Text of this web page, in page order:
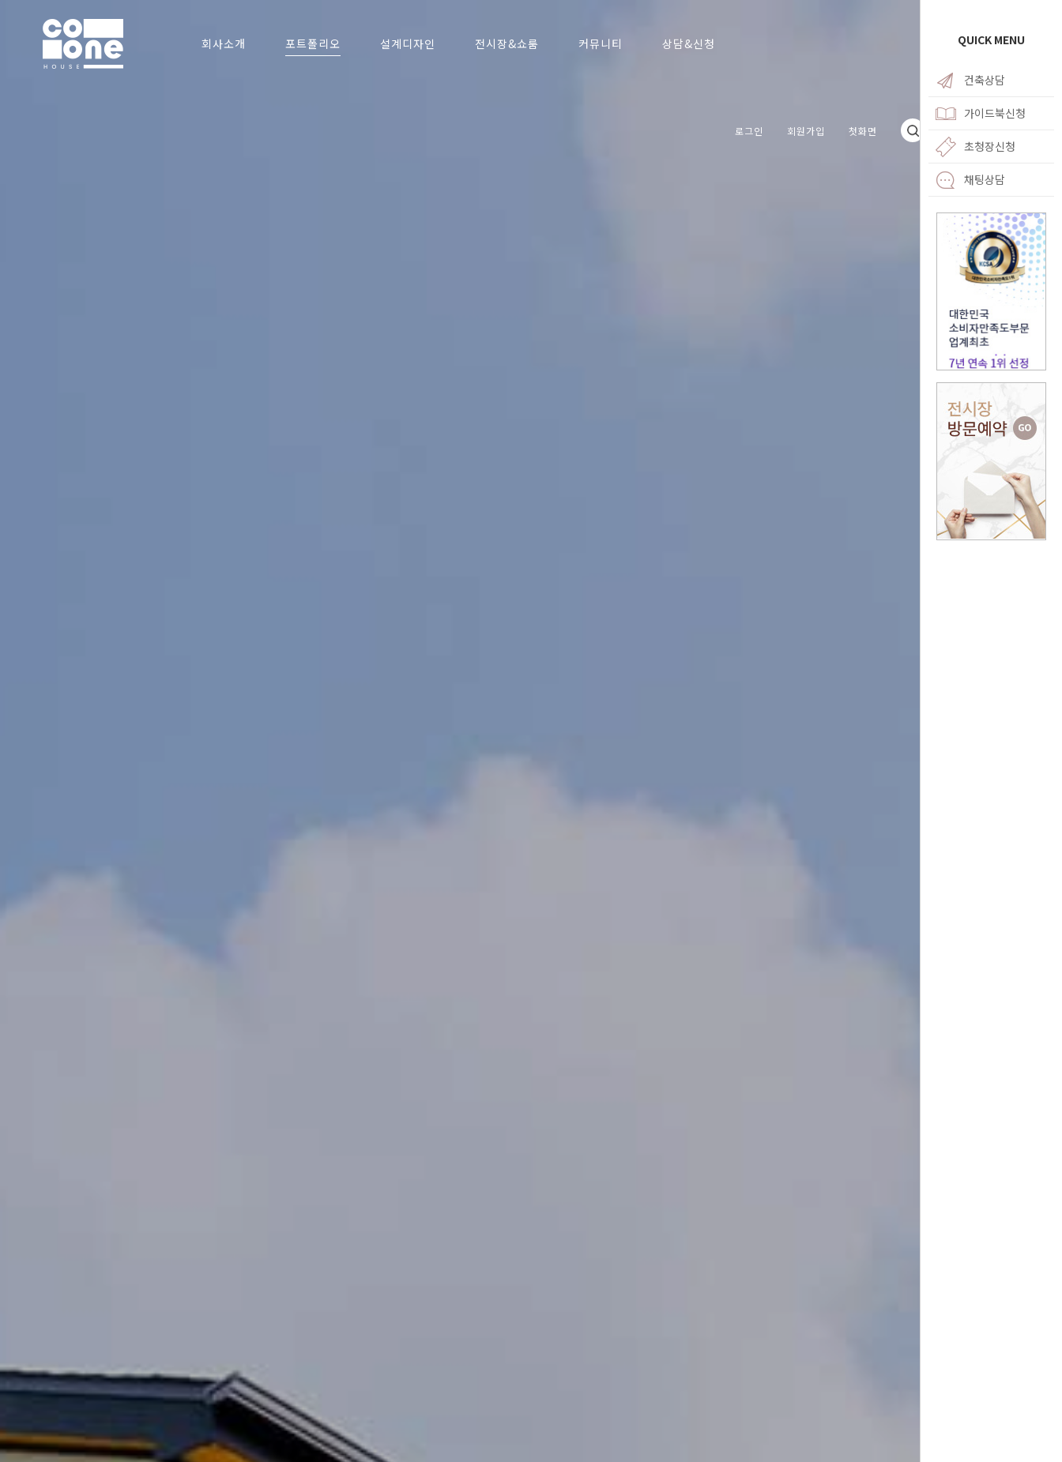
회사소개 포트폴리오 설계디자인 전시장&쇼룸 커뮤니티 상담&신청
로그인 회원가입 첫화면
QUICK MENU
건축상담
가이드북신청
초청장신청
채팅상담